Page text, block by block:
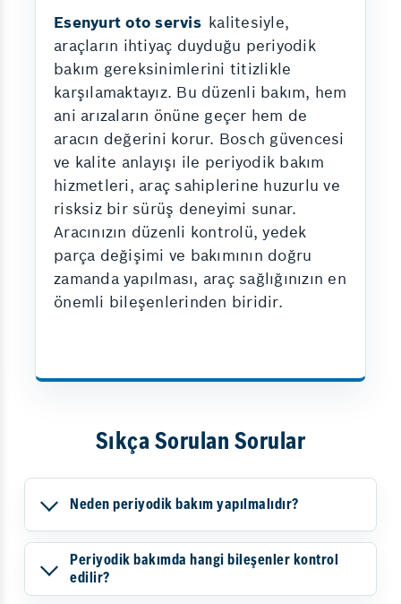
Esenyurt oto servis kalitesiyle,
araçların ihtiyaç duyduğu periyodik
bakım gereksinimlerini titizlikle
karşılamaktayız. Bu düzenli bakım, hem
ani arızaların önüne geçer hem de
aracın değerini korur. Bosch güvencesi
ve kalite anlayışı ile periyodik bakım
hizmetleri, araç sahiplerine huzurlu ve
risksiz bir sürüş deneyimi sunar.
Aracınızın düzenli kontrolü, yedek
parça değişimi ve bakımının doğru
zamanda yapılması, araç sağlığınızın en
önemli bileşenlerinden biridir.
Sıkça Sorulan Sorular
Neden periyodik bakım yapılmalıdır?
Periyodik bakımda hangi bileşenler kontrol
edilir?